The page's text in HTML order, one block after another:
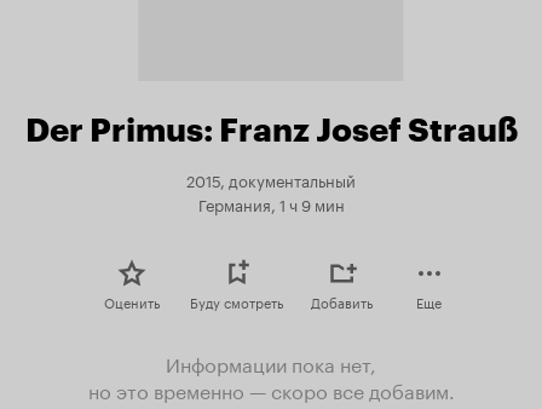
Der Primus: Franz Josef Strauß
2015, документальный
Германия, 1 ч 9 мин
Оценить Буду смотреть Добавить Еще
Информации пока нет,
но это временно — скоро все добавим.